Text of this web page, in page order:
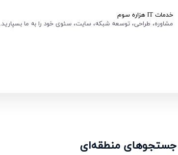
خدمات IT هزاره سوم
مشاوره، طراحی، توسعه شبکه، سایت، سئوی خود را به ما بسپارید.
جستجوهای منطقه‌ای